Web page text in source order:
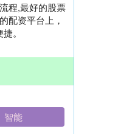
程,最好的股票
配资平台上，
。
智能